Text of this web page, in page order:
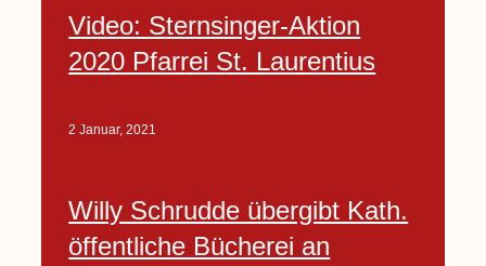
Video: Sternsinger-Aktion
2020 Pfarrei St. Laurentius
2 Januar, 2021
Willy Schrudde übergibt Kath.
öffentliche Bücherei an